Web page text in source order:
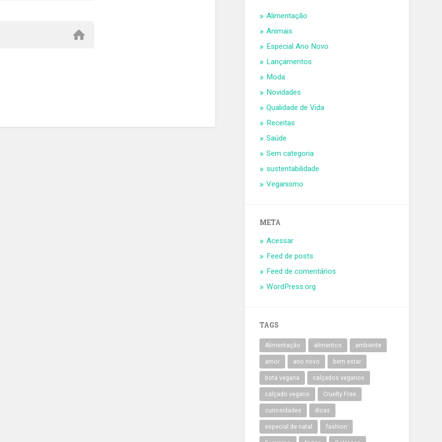
Alimentação
Animais
Especial Ano Novo
Lançamentos
Moda
Novidades
Qualidade de Vida
Receitas
Saúde
Sem categoria
sustentabilidade
Veganismo
META
Acessar
Feed de posts
Feed de comentários
WordPress.org
TAGS
Alimentação alimentos ambiente
amor ano novo bem estar
bota vegana calçados veganos
calçado vegano Cruelty Free
curiosidades dicas
especial de natal fashion